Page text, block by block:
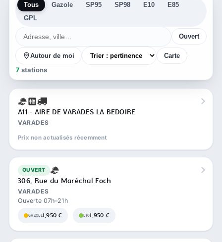
Tous Gazole SP95 SP98 E10
E85
GPL
Ouvert
Autour de moi Carte
7 stations
A11 - AIRE DE VARADES LA BEDOIRE
VARADES
Prix non actualisés récemment
OUVERT
306, Rue du Maréchal Foch
VARADES
Ouverte 07h–21h
GAZOLE1,950 € E101,950 €